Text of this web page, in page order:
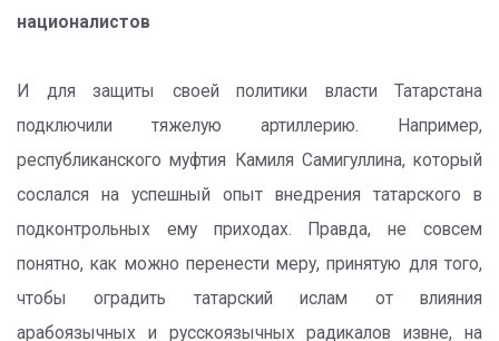
националистов
И для защиты своей политики власти Татарстана
подключили тяжелую артиллерию. Например,
республиканского муфтия Камиля Самигуллина, который
сослался на успешный опыт внедрения татарского в
подконтрольных ему приходах. Правда, не совсем
понятно, как можно перенести меру, принятую для того,
чтобы оградить татарский ислам от влияния
арабоязычных и русскоязычных радикалов извне, на